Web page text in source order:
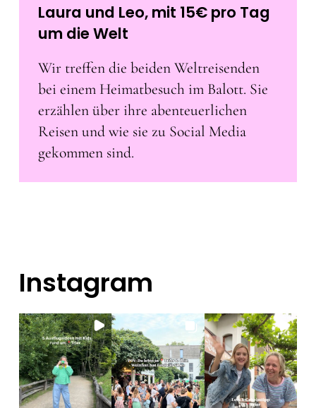
Laura und Leo, mit 15€ pro Tag
um die Welt
Wir treffen die beiden Weltreisenden
bei einem Heimatbesuch im Balott. Sie
erzählen über ihre abenteuerlichen
Reisen und wie sie zu Social Media
gekommen sind.
Instagram